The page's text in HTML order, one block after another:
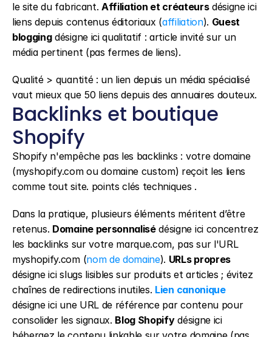
le site du fabricant. Affiliation et créateurs désigne ici
liens depuis contenus éditoriaux (affiliation). Guest
blogging désigne ici qualitatif : article invité sur un
média pertinent (pas fermes de liens).
Qualité > quantité : un lien depuis un média spécialisé
vaut mieux que 50 liens depuis des annuaires douteux.
Backlinks et boutique
Shopify
Shopify n'empêche pas les backlinks : votre domaine
(myshopify.com ou domaine custom) reçoit les liens
comme tout site. points clés techniques .
Dans la pratique, plusieurs éléments méritent d’être
retenus. Domaine personnalisé désigne ici concentrez
les backlinks sur votre marque.com, pas sur l'URL
myshopify.com (nom de domaine). URLs propres
désigne ici slugs lisibles sur produits et articles ; évitez
chaînes de redirections inutiles. Lien canonique
désigne ici une URL de référence par contenu pour
consolider les signaux. Blog Shopify désigne ici